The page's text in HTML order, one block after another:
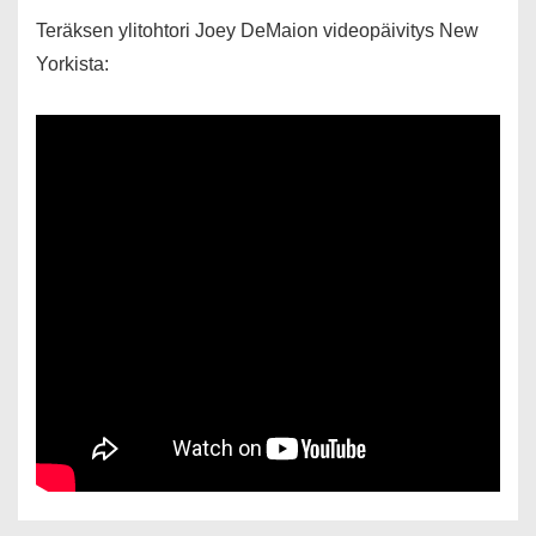
Teräksen ylitohtori Joey DeMaion videopäivitys New
Yorkista: